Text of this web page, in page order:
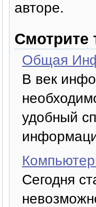
авторе.
Смотрите
Общая
В век
удобный
Сегодня